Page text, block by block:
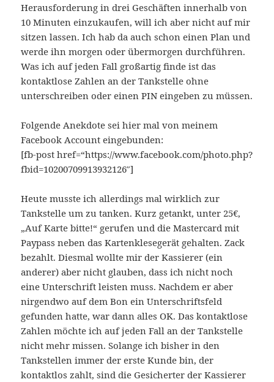
Herausforderung in drei Geschäften innerhalb von
10 Minuten einzukaufen, will ich aber nicht auf mir
sitzen lassen. Ich hab da auch schon einen Plan und
werde ihn morgen oder übermorgen durchführen.
Was ich auf jeden Fall großartig finde ist das
kontaktlose Zahlen an der Tankstelle ohne
unterschreiben oder einen PIN eingeben zu müssen.
Folgende Anekdote sei hier mal von meinem
Facebook Account eingebunden:
[fb-post href=“https://www.facebook.com/photo.php?
fbid=10200709913932126″]
Heute musste ich allerdings mal wirklich zur
Tankstelle um zu tanken. Kurz getankt, unter 25€,
„Auf Karte bitte!“ gerufen und die Mastercard mit
Paypass neben das Kartenklesegerät gehalten. Zack
bezahlt. Diesmal wollte mir der Kassierer (ein
anderer) aber nicht glauben, dass ich nicht noch
eine Unterschrift leisten muss. Nachdem er aber
nirgendwo auf dem Bon ein Unterschriftsfeld
gefunden hatte, war dann alles OK. Das kontaktlose
Zahlen möchte ich auf jeden Fall an der Tankstelle
nicht mehr missen. Solange ich bisher in den
Tankstellen immer der erste Kunde bin, der
kontaktlos zahlt, sind die Gesicherter der Kassierer